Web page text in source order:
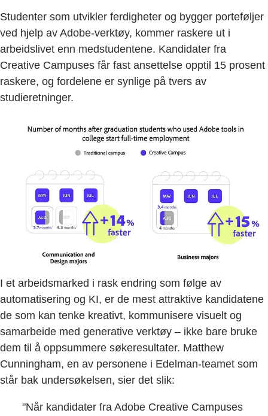
Studenter som utvikler ferdigheter og bygger porteføljer
ved hjelp av Adobe-verktøy, kommer raskere ut i
arbeidslivet enn medstudentene. Kandidater fra
Creative Campuses får fast ansettelse opptil 15 prosent
raskere, og fordelene er synlige på tvers av
studieretninger.
I et arbeidsmarked i rask endring som følge av
automatisering og KI, er de mest attraktive kandidatene
de som kan tenke kreativt, kommunisere visuelt og
samarbeide med generative verktøy – ikke bare bruke
dem til å oppsummere søkeresultater. Matthew
Cunningham, en av personene i Edelman-teamet som
står bak undersøkelsen, sier det slik:
"Når kandidater fra Adobe Creative Campuses